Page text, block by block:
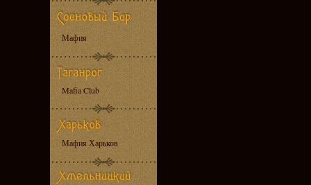
Мафия
Mafia Club
Мафия Харьков